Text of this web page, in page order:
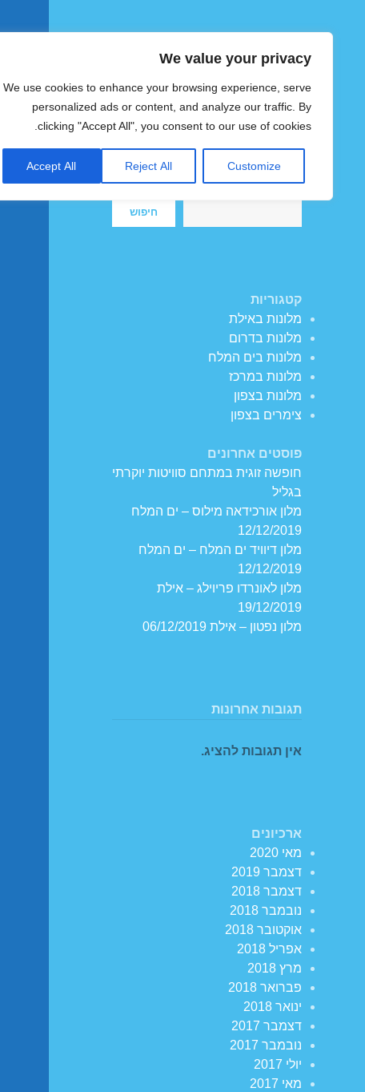
We value your privacy
We use cookies to enhance your browsing experience, serve
personalized ads or content, and analyze our traffic. By
clicking "Accept All", you consent to our use of cookies.
Customize
Reject All
Accept All
צימרים ומלונות זולים בישראל
חיפוש
חיפוש
קטגוריות
מלונות באילת
מלונות בדרום
מלונות בים המלח
מלונות במרכז
מלונות בצפון
צימרים בצפון
פוסטים אחרונים
חופשה זוגית במתחם סוויטות יוקרתי
בגליל
מלון אורכידאה מילוס – ים המלח
12/12/2019
מלון דיוויד ים המלח – ים המלח
12/12/2019
מלון לאונרדו פריוילג – אילת
19/12/2019
מלון נפטון – אילת 06/12/2019
תגובות אחרונות
אין תגובות להציג.
ארכיונים
מאי 2020
דצמבר 2019
דצמבר 2018
נובמבר 2018
אוקטובר 2018
אפריל 2018
מרץ 2018
פברואר 2018
ינואר 2018
דצמבר 2017
נובמבר 2017
יולי 2017
מאי 2017